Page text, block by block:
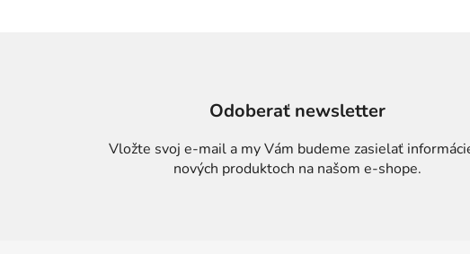
Odoberať newsletter
Vložte svoj e-mail a my Vám budeme zasielať
nových produktoch na našom e-shope.